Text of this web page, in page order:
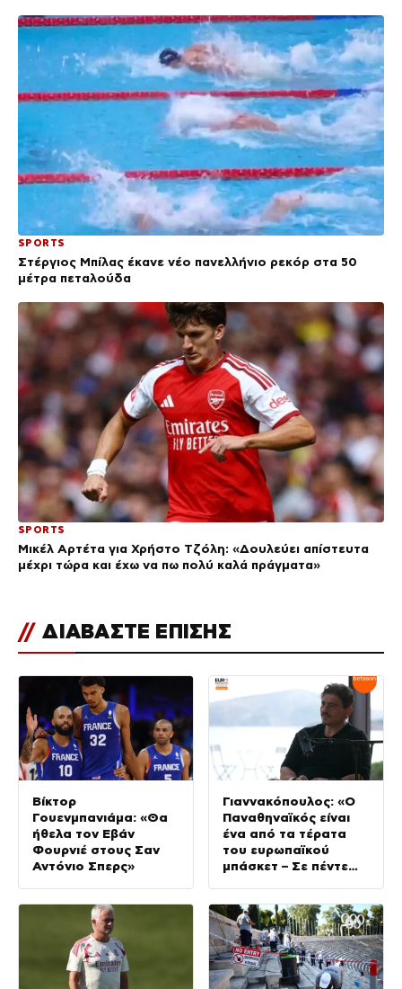
SPORTS
Στέργιος Μπίλας έκανε νέο πανελλήνιο ρεκόρ στα 50
μέτρα πεταλούδα
SPORTS
Μικέλ Αρτέτα για Χρήστο Τζόλη: «Δουλεύει απίστευτα
μέχρι τώρα και έχω να πω πολύ καλά πράγματα»
// ΔΙΑΒΑΣΤΕ ΕΠΙΣΗΣ
Βίκτορ
Γουενμπανιάμα: «Θα
ήθελα τον Εβάν
Φουρνιέ στους Σαν
Αντόνιο Σπερς»
Γιαννακόπουλος: «Ο
Παναθηναϊκός είναι
ένα από τα τέρατα
του ευρωπαϊκού
μπάσκετ – Σε πέντε